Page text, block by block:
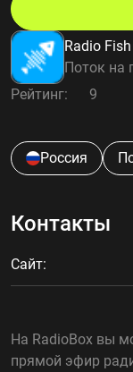
Избранное
О нас
Добавить
Radio Fish
Поток на
Рейтинг: 9
Россия
Контакты
Сайт:
На RadioBox вы
прямой эфир